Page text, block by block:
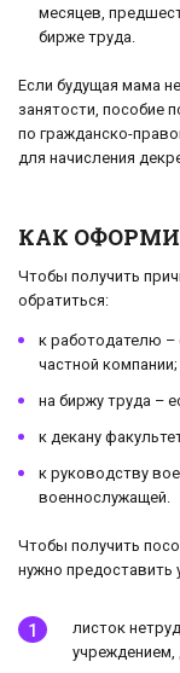
месяцев,
бирже труда.
Если будущая мама
занятости, пособие
по гражданско-
для начисления
КАК
Чтобы получить
обратиться:
к работодателю –
частной компании;
на биржу труда –
к декану
к руководству
военнослужащей.
Чтобы получить
нужно предоставить
листок